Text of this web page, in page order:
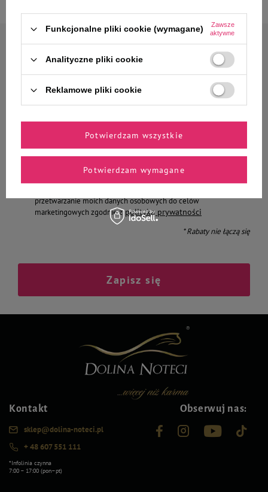
Zapisz się do naszego newslettera
Zyskaj 10% rabatu* na
pierwsze zamówienie
przetwarzanie moich danych osobowych do celów
marketingowych zgodnie z polityką prywatności
* Rabaty nie łączą się
Zapisz się
Kontakt
sklep@dolina-noteci.pl
+ 48 607 551 111
*Infolinia czynna
7:00 – 17:00 (pon–pt)
Obserwuj nas:
Funkcjonalne pliki cookie (wymagane)
Zawsze
aktywne
Analityczne pliki cookie
Reklamowe pliki cookie
Potwierdzam wymagane
Potwierdzam wszystkie